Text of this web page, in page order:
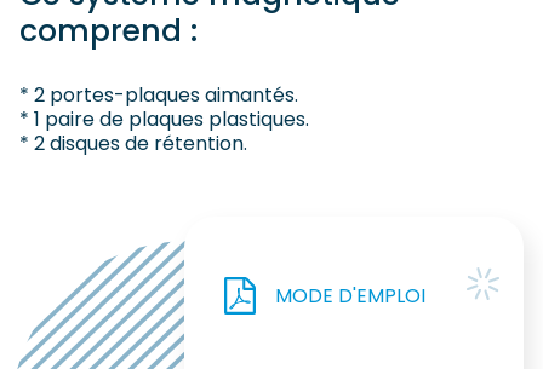
comprend :
* 2 portes-plaques aimantés.
* 1 paire de plaques plastiques.
* 2 disques de rétention.
MODE D'EMPLOI